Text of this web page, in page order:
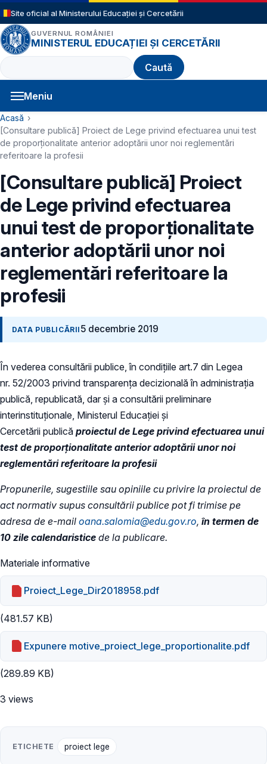
Sari la conținutul principal
Site oficial al Ministerului Educației și Cercetării
GUVERNUL ROMÂNIEI
MINISTERUL EDUCAȚIEI ȘI CERCETĂRII
Caută
Meniu
Navigație principală
Cale de navigare
Acasă
[Consultare publică] Proiect de Lege privind efectuarea unui test
de proporționalitate anterior adoptării unor noi reglementări
referitoare la profesii
[Consultare publică] Proiect
de Lege privind efectuarea
unui test de proporționalitate
anterior adoptării unor noi
reglementări referitoare la
profesii
DATA PUBLICĂRII 5 decembrie 2019
În vederea consultării publice, în condiţiile art.7 din Legea
nr. 52/2003 privind transparenţa decizională în administraţia
publică, republicată, dar și a consultării preliminare
interinstituționale, Ministerul Educaţiei și
Cercetării publică proiectul de Lege privind efectuarea unui
test de proporționalitate anterior adoptării unor noi
reglementări referitoare la profesii
Propunerile, sugestiile sau opiniile cu privire la proiectul de
act normativ supus consultării publice pot fi trimise pe
adresa de e-mail oana.salomia@edu.gov.ro, în termen de
10 zile calendaristice de la publicare.
Materiale informative
Proiect_Lege_Dir2018958.pdf
(481.57 KB)
Expunere motive_proiect_lege_proportionalite.pdf
(289.89 KB)
3 views
ETICHETE proiect lege